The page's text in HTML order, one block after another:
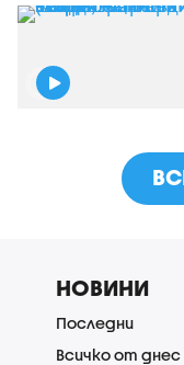
НОВИНИ
Последни
Всичко от днес